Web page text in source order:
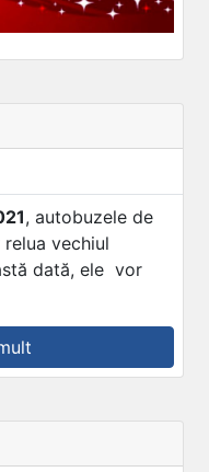
, autobuzele de
vechiul
dată, ele vor
călători,”